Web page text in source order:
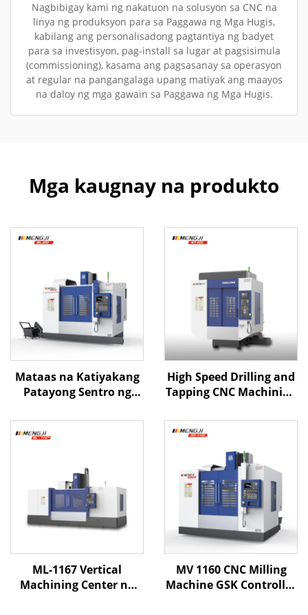
Nagbibigay kami ng nakatuon na solusyon sa CNC na
linya ng produksyon para sa Paggawa ng Mga Hugis,
kabilang ang personalisadong pagtantiya ng badyet
para sa investisyon, pag-install sa lugar at pagsisimula
(commissioning), kasama ang pagsasanay sa operasyon
at regular na pangangalaga upang matiyak ang maayos
na daloy ng mga gawain sa Paggawa ng Mga Hugis.
Mga kaugnay na produkto
Mataas na Katiyakang
Patayong Sentro ng
may Linear Rails at
Awtomatikong Palitan
Mahusay na CNC Metal
Cutting
High Speed Drilling and
Tapping CNC Machining
ang Rigid Spindle at
Automatic Tool Changer
para sa Metalworking
ML-1167 Vertical
Machining Center na
MV 1160 CNC Milling
Machine GSK Controller